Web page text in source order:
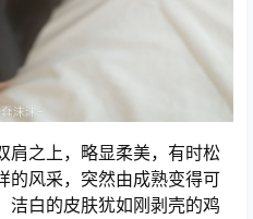
肩之上，略显柔美，有时松
的风采，突然由成熟变得可
洁白的皮肤犹如刚剥壳的鸡